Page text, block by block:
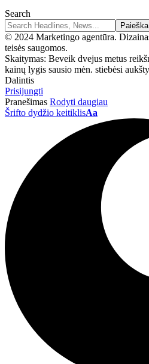
Search
© 2024 Marketingo agentūra.
teisės saugomos.
Skaitymas: Beveik dvejus metus
kainų lygis sausio mėn. stiebėsi
Dalintis
Prisijungti
Pranešimas Rodyti daugiau
Šrifto dydžio keitiklisAa